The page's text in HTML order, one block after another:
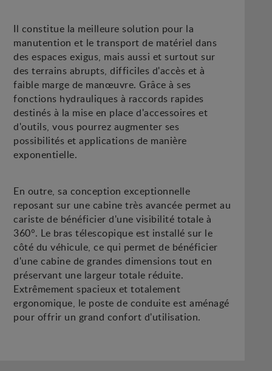
Il constitue la meilleure solution pour la
manutention et le transport de matériel dans
des espaces exigus, mais aussi et surtout sur
des terrains abrupts, difficiles d'accès et à
faible marge de manœuvre. Grâce à ses
fonctions hydrauliques à raccords rapides
destinés à la mise en place d'accessoires et
d'outils, vous pourrez augmenter ses
possibilités et applications de manière
exponentielle.
En outre, sa conception exceptionnelle
reposant sur une cabine très avancée permet au
cariste de bénéficier d'une visibilité totale à
360°. Le bras télescopique est installé sur le
côté du véhicule, ce qui permet de bénéficier
d'une cabine de grandes dimensions tout en
préservant une largeur totale réduite.
Extrêmement spacieux et totalement
ergonomique, le poste de conduite est aménagé
pour offrir un grand confort d'utilisation.